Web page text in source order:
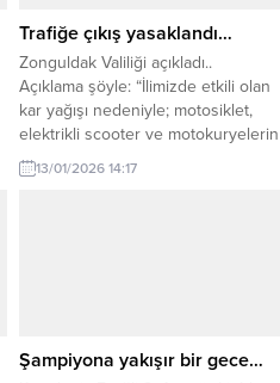
bulunuldu. Başkan...
Trafiğe çıkış yasaklandı…
Zonguldak Valiliği açıkladı..
Açıklama şöyle: “İlimizde etkili olan
kar yağışı nedeniyle; motosiklet,
elektrikli scooter ve motokuryelerin
trafiğe çıkışı 13 Ocak 2026 Salı
günü (1 gün süreyle) Ilimiz
13/01/2026 14:17
Şampiyona yakışır bir gece…